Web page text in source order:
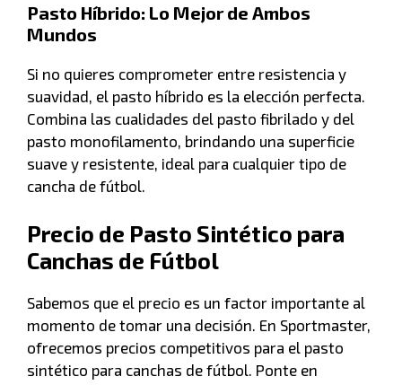
Pasto Híbrido: Lo Mejor de Ambos
Mundos
Si no quieres comprometer entre resistencia y
suavidad, el pasto híbrido es la elección perfecta.
Combina las cualidades del pasto fibrilado y del
pasto monofilamento, brindando una superficie
suave y resistente, ideal para cualquier tipo de
cancha de fútbol.
Precio de Pasto Sintético para
Canchas de Fútbol
Sabemos que el precio es un factor importante al
momento de tomar una decisión. En Sportmaster,
ofrecemos precios competitivos para el pasto
sintético para canchas de fútbol. Ponte en